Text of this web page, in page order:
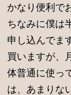
かなり便利で
ちなみに僕は
申し込んでま
買いますが、
体普通に使っ
は、あまりな